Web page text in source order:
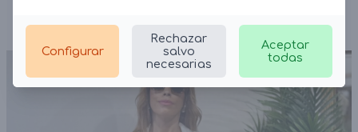
Configurar
Rechazar
salvo
necesarias
Aceptar
todas